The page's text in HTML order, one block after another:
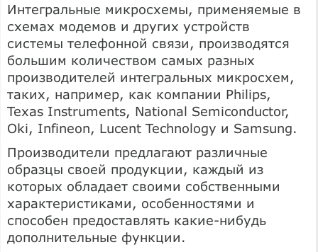
Интегральные микросхемы, применяемые в
схемах модемов и других устройств
системы телефонной связи, производятся
большим количеством самых разных
производителей интегральных микросхем,
таких, например, как компании Philips,
Texas Instruments, National Semiconductor,
Oki, Infineon, Lucent Technology и Samsung.
Производители предлагают различные
образцы своей продукции, каждый из
которых обладает своими собственными
характеристиками, особенностями и
способен предоставлять какие-нибудь
дополнительные функции.